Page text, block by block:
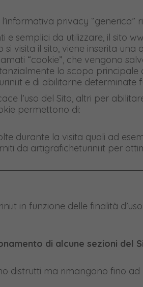
privacy “generica”
semplici da utilizzare, il sito
visita il sito, viene inserita
“cookie”, che vengono
lo scopo
e di abilitarne determinate
l’uso del Sito, altri per
permettono di:
durante la visita quali ad
da artigraficheturini.it per
in funzione delle finalità d’uso
di alcune sezioni del
distrutti ma rimangono fino